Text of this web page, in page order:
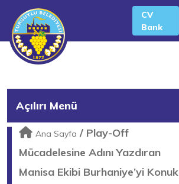
CV
Bank
Açılırı Menü
Ana Sayfa / Play-Off
Mücadelesine Adını Yazdıran
Manisa Ekibi Burhaniye’yi Konuk